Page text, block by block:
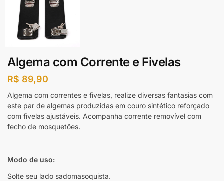
Algema com Corrente e Fivelas
R$ 89,90
Algema com correntes e fivelas, realize diversas fantasias com
este par de algemas produzidas em couro sintético reforçado
com fivelas ajustáveis. Acompanha corrente removível com
fecho de mosquetões.
Modo de uso:
Solte seu lado sadomasoquista.